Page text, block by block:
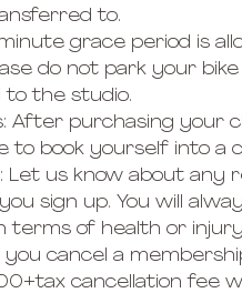
to.
grace period is
do not park your
to the studio.
After purchasing your
to book yourself into a
Let us know about
sign up. You will
terms of health or
you cancel a
cancellation fee